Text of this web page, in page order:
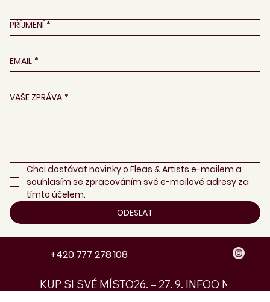
PŘÍJMENÍ *
EMAIL *
VAŠE ZPRÁVA *
Chci dostávat novinky o Fleas & Artists e-mailem a
souhlasím se zpracováním své e-mailové adresy za
tímto účelem.
ODESLAT
+420 777 278 108
KUP SI SVÉ MÍSTO26. – 27. 9. INFOO NÁS